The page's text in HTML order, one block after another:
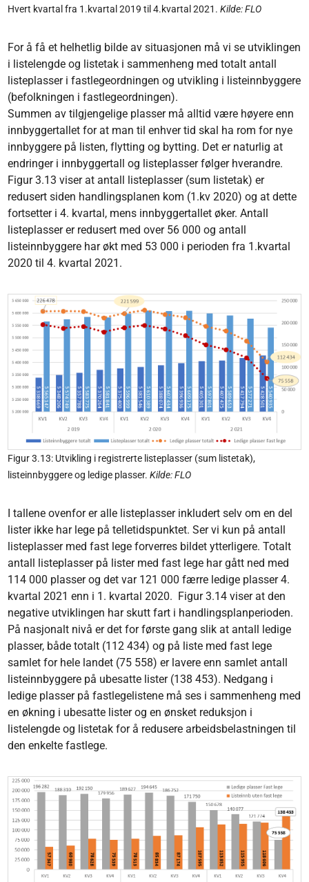
Hvert kvartal fra 1.kvartal 2019 til 4.kvartal 2021.Kilde: FLO
For å få et helhetlig bilde av situasjonen må vi se utviklingen
i listelengde og listetak i sammenheng med totalt antall
listeplasser i fastlegeordningen og utvikling i listeinnbyggere
(befolkningen i fastlegeordningen).
Summen av tilgjengelige plasser må alltid være høyere enn
innbyggertallet for at man til enhver tid skal ha rom for nye
innbyggere på listen, flytting og bytting. Det er naturlig at
endringer i innbyggertall og listeplasser følger hverandre.
Figur 3.13 viser at antall listeplasser (sum listetak) er
redusert siden handlingsplanen kom (1.kv 2020) og at dette
fortsetter i 4. kvartal, mens innbyggertallet øker. Antall
listeplasser er redusert med over 56 000 og antall
listeinnbyggere har økt med 53 000 i perioden fra 1.kvartal
2020 til 4. kvartal 2021.
Figur 3.13: Utvikling i registrerte listeplasser (sum listetak),
listeinnbyggere og ledige plasser.Kilde: FLO
I tallene ovenfor er alle listeplasser inkludert selv om en del
lister ikke har lege på telletidspunktet. Ser vi kun på antall
listeplasser med fast lege forverres bildet ytterligere. Totalt
antall listeplasser på lister med fast lege har gått ned med
114 000 plasser og det var 121 000 færre ledige plasser 4.
kvartal 2021 enn i 1. kvartal 2020. Figur 3.14 viser at den
negative utviklingen har skutt fart i handlingsplanperioden.
På nasjonalt nivå er det for første gang slik at antall ledige
plasser, både totalt (112 434) og på liste med fast lege
samlet for hele landet (75 558) er lavere enn samlet antall
listeinnbyggere på ubesatte lister (138 453). Nedgang i
ledige plasser på fastlegelistene må ses i sammenheng med
en økning i ubesatte lister og en ønsket reduksjon i
listelengde og listetak for å redusere arbeidsbelastningen til
den enkelte fastlege.